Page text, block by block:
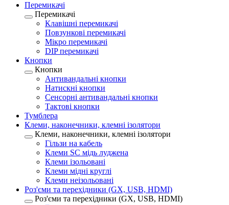
Перемикачі
Перемикачі
Клавішні перемикачі
Повзункові перемикачі
Мікро перемикачі
DIP перемикачі
Кнопки
Кнопки
Антивандальні кнопки
Натискні кнопки
Сенсорні антивандальні кнопки
Тактові кнопки
Тумблера
Клеми, наконечники, клемні ізолятори
Клеми, наконечники, клемні ізолятори
Гільзи на кабель
Клеми SC мідь луджена
Клеми ізольовані
Клеми мідні круглі
Клеми неізольовані
Роз'єми та перехідники (GX, USB, HDMI)
Роз'єми та перехідники (GX, USB, HDMI)